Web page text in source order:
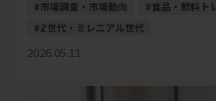
市場調査・市場動向 食品・飲料ト
Z世代・ミレニアル世代
2026.05.11